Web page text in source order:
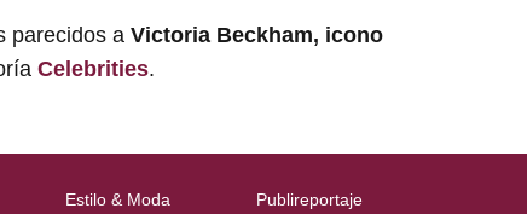
parecidos a Victoria Beckham, icono
Celebrities.
Estilo & Moda Publireportaje